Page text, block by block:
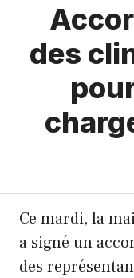
des
Ce mardi, la
a signé un
des